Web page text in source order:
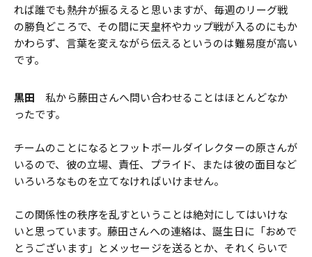
れば誰でも熱弁が振るえると思いますが、毎週のリーグ戦
の勝負どころで、その間に天皇杯やカップ戦が入るのにもか
かわらず、言葉を変えながら伝えるというのは難易度が高い
です。
黒田 私から藤田さんへ問い合わせることはほとんどなか
ったです。
チームのことになるとフットボールダイレクターの原さんが
いるので、彼の立場、責任、プライド、または彼の面目など
いろいろなものを立てなければいけません。
この関係性の秩序を乱すということは絶対にしてはいけな
いと思っています。藤田さんへの連絡は、誕生日に「おめで
とうございます」とメッセージを送るとか、それくらいで